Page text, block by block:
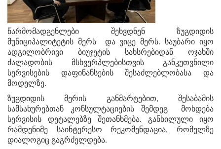
წარმომადგენლები შეხვდნენ ზუგდიდის
მუნიციპალიტეტის მერს და ვიცე მერს. საუბარი იყო
ადგილობრივი ბიუჯეტის სახსრებიდან ოჯახში
ძალადობის მსხვერპლებისთვის განკუთვნილი
სერვისების დაფინანსების შესაძლებლობასა და
მოდელზე.
ზუგდიდის მერის განმარტებით, შესაბამის
სამსახურებთან კონსულტაციების შემდეგ მოხდება
სერვისის დეტალებზე შეთანხმება. განხილული იყო
რამდენიმე საინტერესო რეკომენდაცია, რომელზე
დიალოგიც გაგრძელდება.